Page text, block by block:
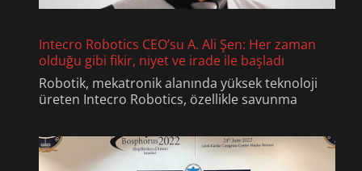
Intecro Robotics CEO’su A. Ali Şen: Her zaman
olduğu gibi fikir, niyet ve irade ile başladı
Robotik, mekatronik alanında yüksek teknoloji
üreten Intecro Robotics, özellikle savunma